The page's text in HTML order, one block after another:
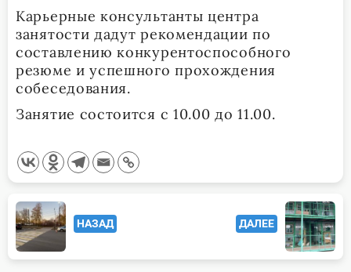
Карьерные консультанты центра
занятости дадут рекомендации по
составлению конкурентоспособного
резюме и успешного прохождения
собеседования.
Занятие состоится с 10.00 до 11.00.
<span
class="nav-
subtitle
НАЗАД ДАЛЕЕ